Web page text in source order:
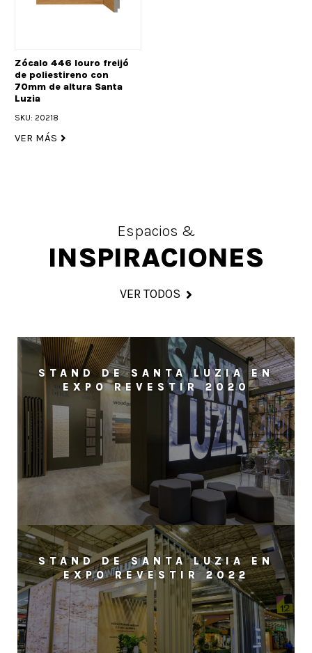
Zócalo 446 louro freijó
de poliestireno con
70mm de altura Santa
Luzia
SKU: 20218
VER MÁS
Espacios &
INSPIRACIONES
VER TODOS
STAND DE SANTA LUZIA EN
EXPO REVESTIR 2020
STAND DE SANTA LUZIA EN
EXPO REVESTIR 2022